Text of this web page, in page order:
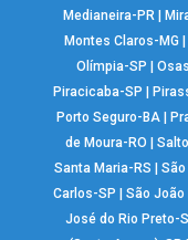
Medianeira-PR
Montes Claros-MG
Olímpia-SP
|
Piracicaba-SP
Porto Seguro-BA|
de Moura-RO
|
Santa Maria-RS
São
Carlos-SP
São João
José do Rio Preto-